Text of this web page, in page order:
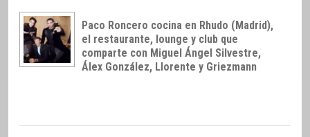
Paco Roncero cocina en Rhudo (Madrid),
el restaurante, lounge y club que
comparte con Miguel Ángel Silvestre,
Álex González, Llorente y Griezmann